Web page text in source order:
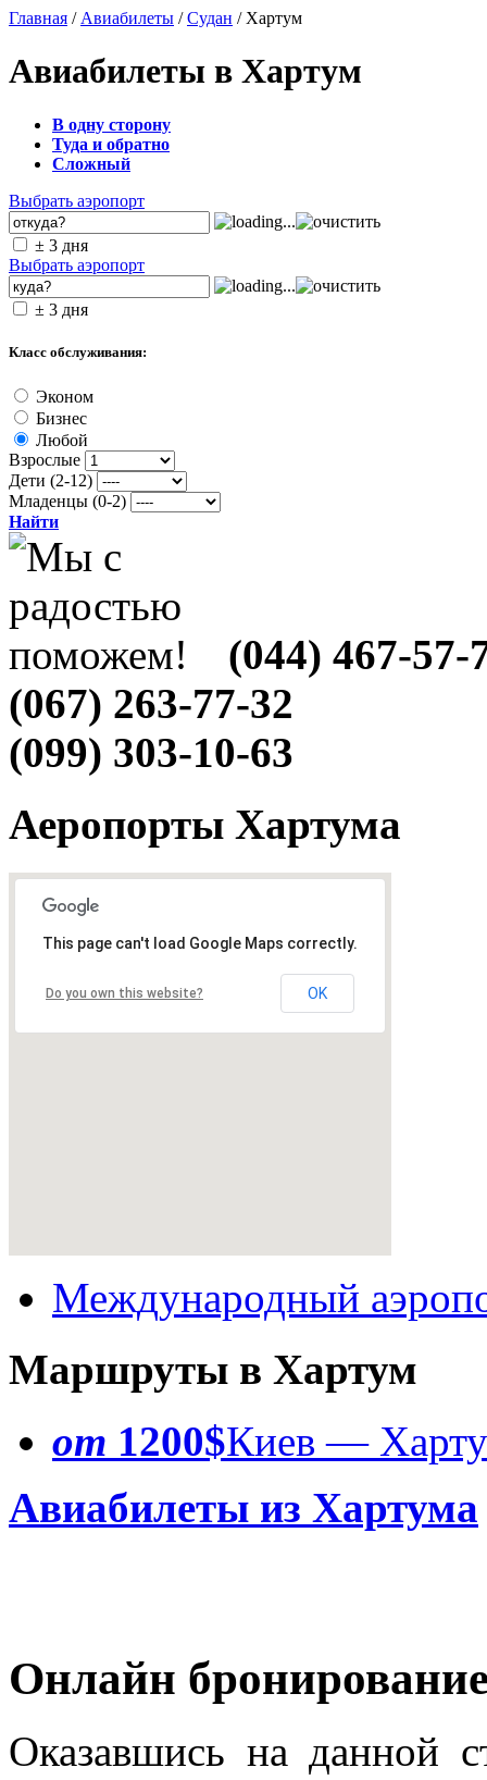
Главная / Авиабилеты /Судан / Хартум
Авиабилеты в Хартум
В одну сторону
Туда и обратно
Сложный
Выбрать аэропорт
± 3 дня
Выбрать аэропорт
± 3 дня
Класс обслуживания:
Эконом
Бизнес
Любой
Взрослые
Дети (2-12)
Младенцы (0-2)
Найти
(044) 467-57-
(067) 263-77-32
(099) 303-10-63
Аеропорты Хартума
This page can't load Google Maps correctly.
Do you own this website? OK
Международный
Маршруты в Хартум
от 1200$Киев —
Авиабилеты из Хартума
Онлайн
Оказавшись на данной